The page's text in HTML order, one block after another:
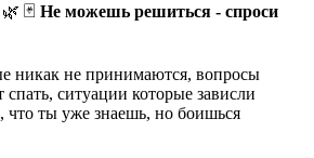
🃏 Не можешь решиться - спроси
никак не принимаются, вопросы
ситуации которые зависли
что ты уже знаешь, но боишься